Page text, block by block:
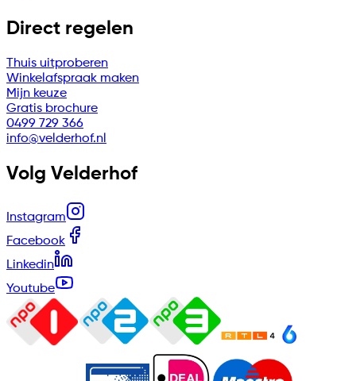
Direct regelen
Thuis uitproberen
Winkelafspraak maken
Mijn keuze
Gratis brochure
0499 729 366
info@velderhof.nl
Volg Velderhof
Instagram
Facebook
Linkedin
Youtube